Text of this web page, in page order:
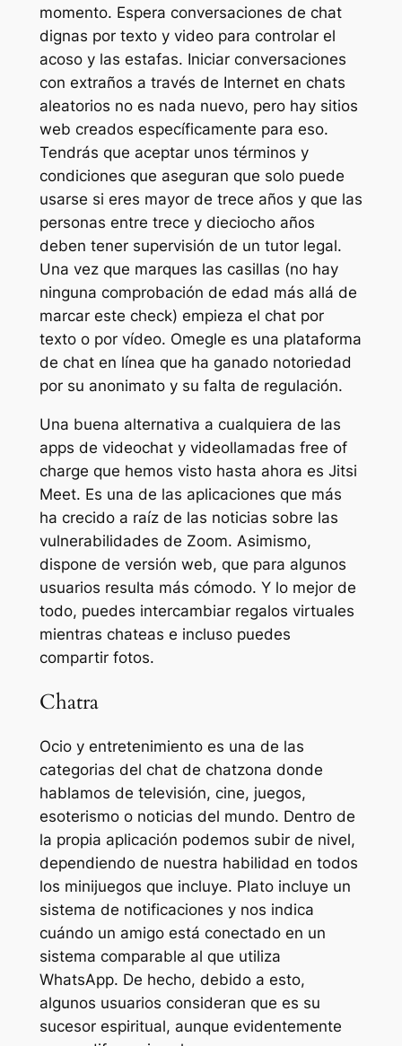
momento. Espera conversaciones de chat
dignas por texto y video para controlar el
acoso y las estafas. Iniciar conversaciones
con extraños a través de Internet en chats
aleatorios no es nada nuevo, pero hay sitios
web creados específicamente para eso.
Tendrás que aceptar unos términos y
condiciones que aseguran que solo puede
usarse si eres mayor de trece años y que las
personas entre trece y dieciocho años
deben tener supervisión de un tutor legal.
Una vez que marques las casillas (no hay
ninguna comprobación de edad más allá de
marcar este check) empieza el chat por
texto o por vídeo. Omegle es una plataforma
de chat en línea que ha ganado notoriedad
por su anonimato y su falta de regulación.
Una buena alternativa a cualquiera de las
apps de videochat y videollamadas free of
charge que hemos visto hasta ahora es Jitsi
Meet. Es una de las aplicaciones que más
ha crecido a raíz de las noticias sobre las
vulnerabilidades de Zoom. Asimismo,
dispone de versión web, que para algunos
usuarios resulta más cómodo. Y lo mejor de
todo, puedes intercambiar regalos virtuales
mientras chateas e incluso puedes
compartir fotos.
Chatra
Ocio y entretenimiento es una de las
categorias del chat de chatzona donde
hablamos de televisión, cine, juegos,
esoterismo o noticias del mundo. Dentro de
la propia aplicación podemos subir de nivel,
dependiendo de nuestra habilidad en todos
los minijuegos que incluye. Plato incluye un
sistema de notificaciones y nos indica
cuándo un amigo está conectado en un
sistema comparable al que utiliza
WhatsApp. De hecho, debido a esto,
algunos usuarios consideran que es su
sucesor espiritual, aunque evidentemente